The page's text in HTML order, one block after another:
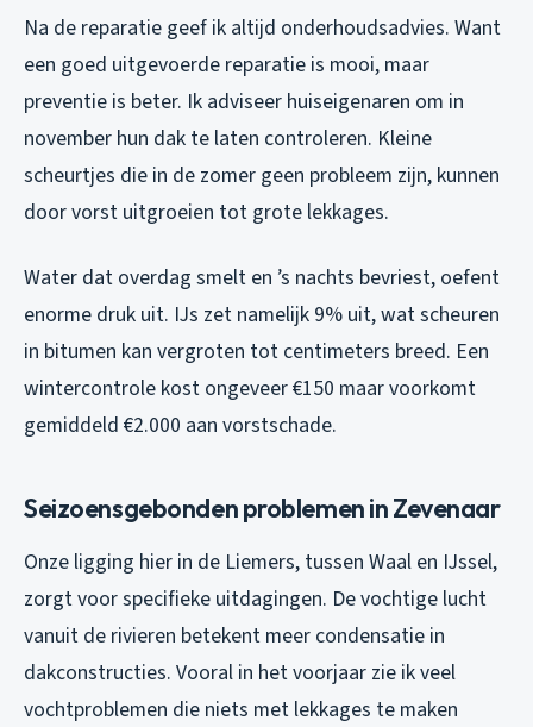
Na de reparatie geef ik altijd onderhoudsadvies. Want
een goed uitgevoerde reparatie is mooi, maar
preventie is beter. Ik adviseer huiseigenaren om in
november hun dak te laten controleren. Kleine
scheurtjes die in de zomer geen probleem zijn, kunnen
door vorst uitgroeien tot grote lekkages.
Water dat overdag smelt en ’s nachts bevriest, oefent
enorme druk uit. IJs zet namelijk 9% uit, wat scheuren
in bitumen kan vergroten tot centimeters breed. Een
wintercontrole kost ongeveer €150 maar voorkomt
gemiddeld €2.000 aan vorstschade.
Seizoensgebonden problemen in Zevenaar
Onze ligging hier in de Liemers, tussen Waal en IJssel,
zorgt voor specifieke uitdagingen. De vochtige lucht
vanuit de rivieren betekent meer condensatie in
dakconstructies. Vooral in het voorjaar zie ik veel
vochtproblemen die niets met lekkages te maken